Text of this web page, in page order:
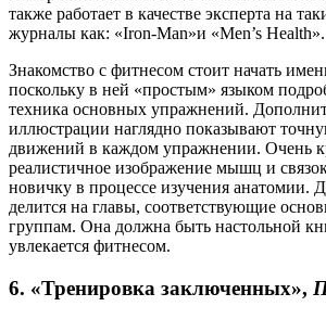
также работает в качестве эксперта на
журналы как: «Iron-Man»и «Men’s Health».
Знакомство с фитнесом стоит начать
поскольку в ней «простым» языком
техника основных упражнений.
иллюстрации наглядно показывают
движений в каждом упражнении. Очень
реалистичное изображение мышц и
новичку в процессе изучения анатомии.
делится на главы, соответствующие
группам. Она должна быть настольной
увлекается фитнесом.
6. «Тренировка заключенных»,